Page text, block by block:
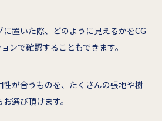
置いた際、どのように見えるかをCG
ンで確認することもできます。
が合うものを、たくさんの張地や樹
選び頂けます。